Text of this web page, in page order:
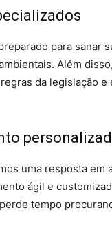
para sanar
Além
da legislação
uma resposta em
ágil e
tempo